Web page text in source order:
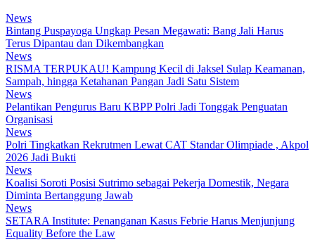
News
Bintang Puspayoga Ungkap Pesan Megawati: Bang Jali Harus
Terus Dipantau dan Dikembangkan
News
RISMA TERPUKAU! Kampung Kecil di Jaksel Sulap Keamanan,
Sampah, hingga Ketahanan Pangan Jadi Satu Sistem
News
Pelantikan Pengurus Baru KBPP Polri Jadi Tonggak Penguatan
Organisasi
News
Polri Tingkatkan Rekrutmen Lewat CAT Standar Olimpiade , Akpol
2026 Jadi Bukti
News
Koalisi Soroti Posisi Sutrimo sebagai Pekerja Domestik, Negara
Diminta Bertanggung Jawab
News
SETARA Institute: Penanganan Kasus Febrie Harus Menjunjung
Equality Before the Law